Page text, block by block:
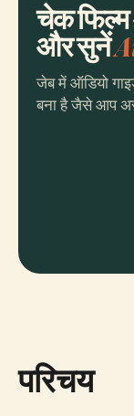
चेक फिल्म
और सुनें
जेब में ऑडियो
बना है जैसे आप
परिचय